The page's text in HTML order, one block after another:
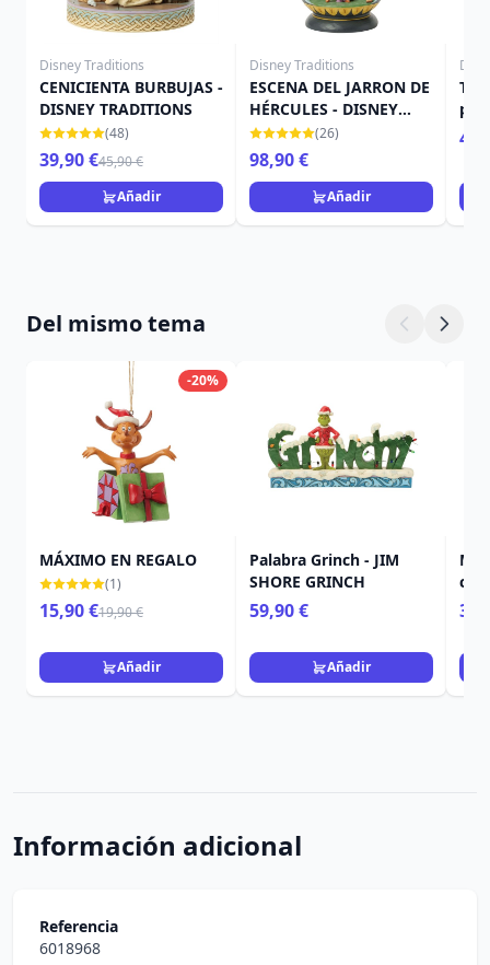
Disney Traditions
CENICIENTA BURBUJAS -
DISNEY TRADITIONS
(48)
39,90 €45,90 €
Añadir
Disney Traditions
ESCENA DEL JARRON DE
HÉRCULES - DISNEY
TRADITIONS
(26)
98,90 €
Añadir
Del mismo tema
-20%
MÁXIMO EN REGALO
(1)
15,90 €19,90 €
Añadir
Palabra Grinch - JIM
SHORE GRINCH
59,90 €
Añadir
Información adicional
Referencia
6018968